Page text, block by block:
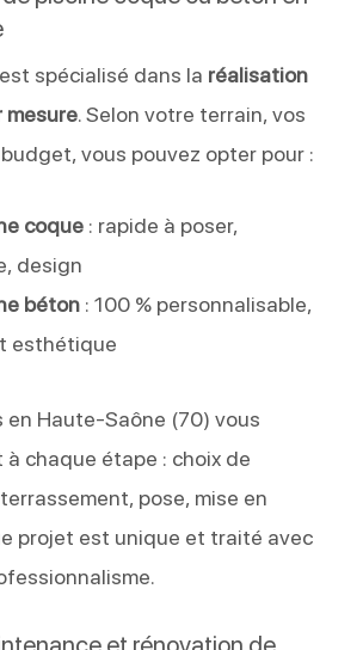
spécialisé dans la réalisation
mesure. Selon votre terrain, vos
vous pouvez opter pour :
coque: rapide à poser,
design
béton: 100 % personnalisable,
esthétique
en Haute-Saône (70) vous
chaque étape : choix de
pose, mise en
projet est unique et traité avec